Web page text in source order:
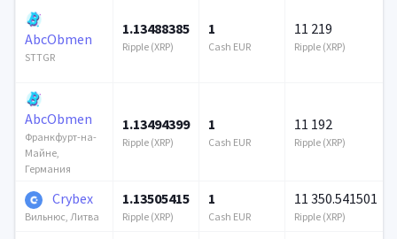
AbcObmen
STTGR
1.13488385
Ripple (XRP)
1
Cash EUR
11 219
Ripple (XRP)
AbcObmen
Франкфурт-на-
Майне,
Германия
1.13494399
Ripple (XRP)
1
Cash EUR
11 192
Ripple (XRP)
Crybex
Вильнюс, Литва
1.13505415
Ripple (XRP)
1
Cash EUR
11 350.541501
Ripple (XRP)